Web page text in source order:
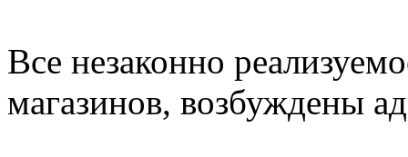
Все незаконно
магазинов, возбуждены